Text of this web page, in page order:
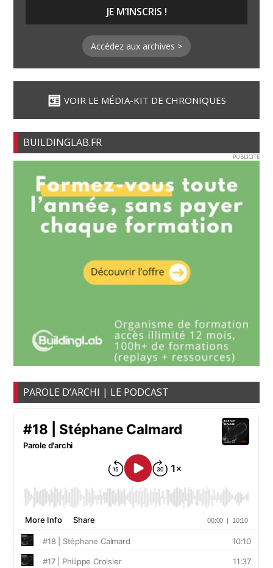
Accédez aux archives >
VOIR LE MÉDIA-KIT DE CHRONIQUES
BUILDINGLAB.FR
PUBLICITE
PAROLE D’ARCHI | LE PODCAST